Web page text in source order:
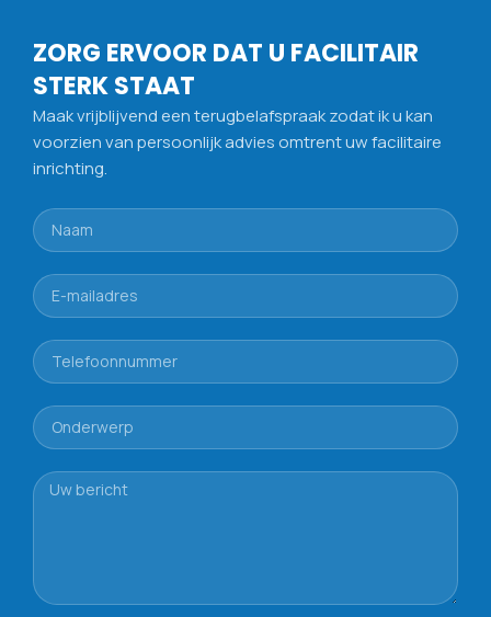
ZORG ERVOOR DAT U FACILITAIR
STERK STAAT
Maak vrijblijvend een terugbelafspraak zodat ik u kan
voorzien van persoonlijk advies omtrent uw facilitaire
inrichting.